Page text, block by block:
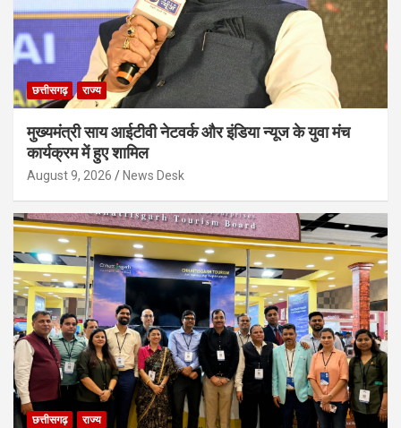
छत्तीसगढ़ राज्य
मुख्यमंत्री साय आईटीवी नेटवर्क और इंडिया न्यूज के युवा मंच
कार्यक्रम में हुए शामिल
August 9, 2026 News Desk
छत्तीसगढ़ राज्य